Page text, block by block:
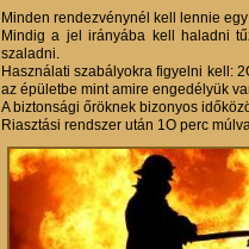
Minden rendezvénynél kell lennie
Mindig a jel irányába kell haladni
szaladni.
Használati szabályokra figyelni kell:
az épületbe mint amire engedélyük
A biztonsági őröknek bizonyos
Riasztási rendszer után 1O perc